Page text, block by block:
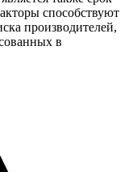
способствуют
производителей,
в